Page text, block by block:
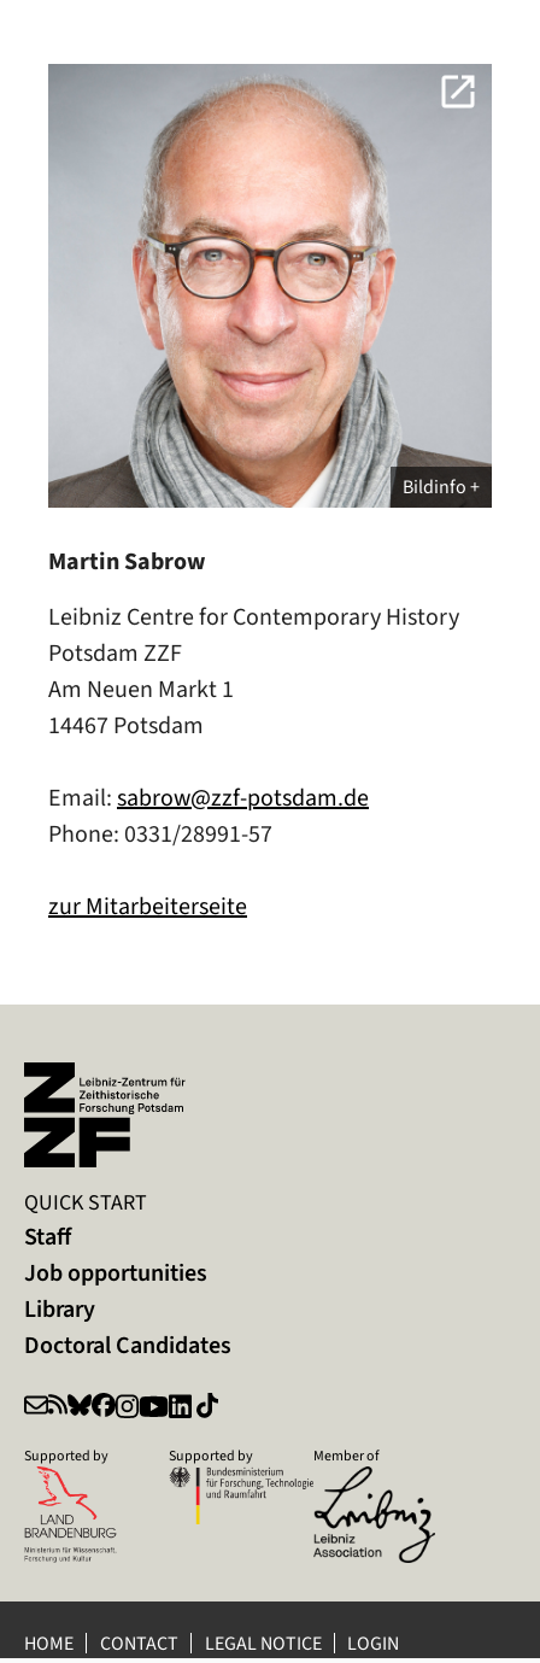
Bildinfo
Martin Sabrow
Leibniz Centre for Contemporary History
Potsdam ZZF
Am Neuen Markt 1
14467 Potsdam
Email:sabrow@zzf-potsdam.de
Phone: 0331/28991-57
zur Mitarbeiterseite
QUICK START
Staff
Job opportunities
Library
Doctoral Candidates
Supported by Supported by Member of
HOME CONTACT LEGAL NOTICE LOGIN